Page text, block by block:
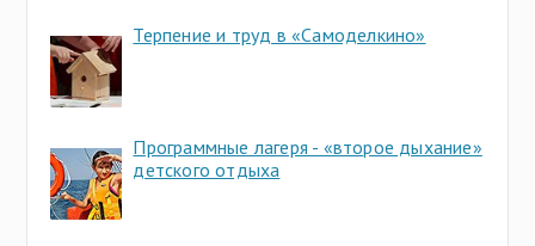
Терпение и труд в «Самоделкино»
Программные лагеря - «второе дыхание»
детского отдыха